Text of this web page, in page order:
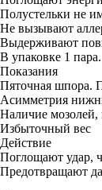
Полустельки не
Не вызывают
Выдерживают
В упаковке 1 пара.
Показания
Пяточная шпора.
Асимметрия
Наличие мозолей,
Избыточный вес
Действие
Поглощают удар,
Предотвращают